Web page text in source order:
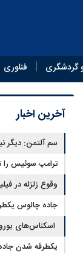
گردشگری فناوری
آخرین اخبار
سم آلتمن: دیگر
ترامپ سوئیس را
وقوع زلزله در
جاده چالوس
اسکناس‌های
یکطرفه شدن جاده